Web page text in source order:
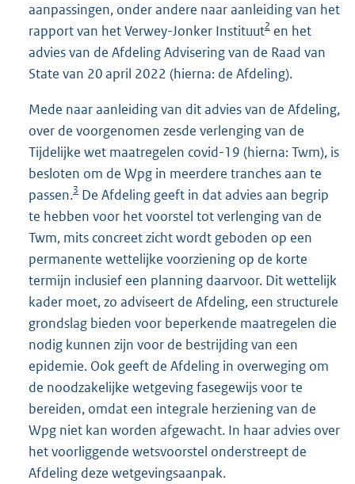
aanpassingen, onder andere naar aanleiding van het
rapport van het Verwey-Jonker Instituut2 en het
advies van de Afdeling Advisering van de Raad van
State van 20 april 2022 (hierna: de Afdeling).
Mede naar aanleiding van dit advies van de Afdeling,
over de voorgenomen zesde verlenging van de
Tijdelijke wet maatregelen covid-19 (hierna: Twm), is
besloten om de Wpg in meerdere tranches aan te
passen.3 De Afdeling geeft in dat advies aan begrip
te hebben voor het voorstel tot verlenging van de
Twm, mits concreet zicht wordt geboden op een
permanente wettelijke voorziening op de korte
termijn inclusief een planning daarvoor. Dit wettelijk
kader moet, zo adviseert de Afdeling, een structurele
grondslag bieden voor beperkende maatregelen die
nodig kunnen zijn voor de bestrijding van een
epidemie. Ook geeft de Afdeling in overweging om
de noodzakelijke wetgeving fasegewijs voor te
bereiden, omdat een integrale herziening van de
Wpg niet kan worden afgewacht. In haar advies over
het voorliggende wetsvoorstel onderstreept de
Afdeling deze wetgevingsaanpak.